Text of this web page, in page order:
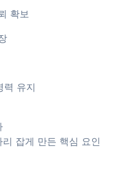
확보
력 유지
잡게 만든 핵심 요인